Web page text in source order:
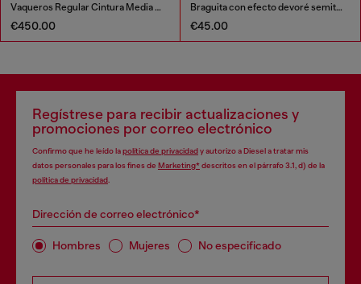
Vaqueros Regular Cintura Media 2024 D-Macs
€450.00
Braguita con efecto devoré semitransparente
€45.00
Regístrese para recibir actualizaciones y
promociones por correo electrónico
Confirmo que he leído lapolítica de privacidady autorizo a Diesel a tratar mis
datos personales para los fines de Marketing*descritos en el párrafo 3.1, d) de la
política de privacidad
Dirección de correo electrónico*
Hombres Mujeres No especificado